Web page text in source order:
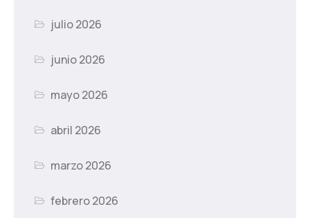
julio 2026
junio 2026
mayo 2026
abril 2026
marzo 2026
febrero 2026